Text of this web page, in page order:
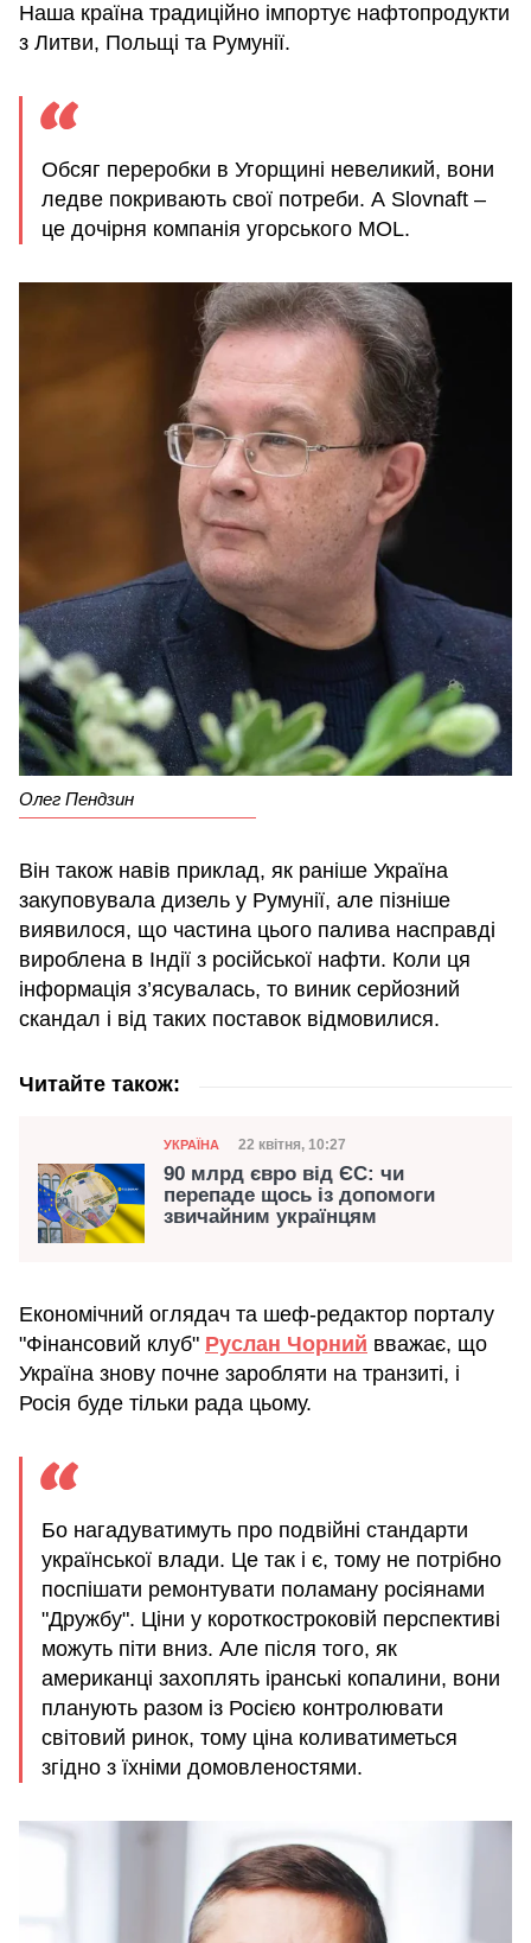
Наша країна традиційно імпортує нафтопродукти
з Литви, Польщі та Румунії.
Обсяг переробки в Угорщині невеликий, вони
ледве покривають свої потреби. А Slovnaft –
це дочірня компанія угорського MOL.
Олег Пендзин
Він також навів приклад, як раніше Україна
закуповувала дизель у Румунії, але пізніше
виявилося, що частина цього палива насправді
вироблена в Індії з російської нафти. Коли ця
інформація з’ясувалась, то виник серйозний
скандал і від таких поставок відмовилися.
Читайте також:
Категорія
УКРАЇНА Дата публікації
22 квітня, 10:27
90 млрд євро від ЄС: чи
перепаде щось із допомоги
звичайним українцям
Економічний оглядач та шеф-редактор порталу
"Фінансовий клуб" Руслан Чорний вважає, що
Україна знову почне заробляти на транзиті, і
Росія буде тільки рада цьому.
Бо нагадуватимуть про подвійні стандарти
української влади. Це так і є, тому не потрібно
поспішати ремонтувати поламану росіянами
"Дружбу". Ціни у короткостроковій перспективі
можуть піти вниз. Але після того, як
американці захоплять іранські копалини, вони
планують разом із Росією контролювати
світовий ринок, тому ціна коливатиметься
згідно з їхніми домовленостями.